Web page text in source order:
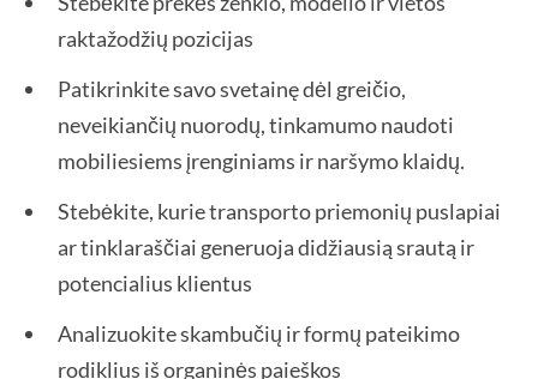
raktažodžių pozicijas
Patikrinkite savo svetainę dėl greičio,
neveikiančių nuorodų, tinkamumo naudoti
mobiliesiems įrenginiams ir naršymo klaidų.
Stebėkite, kurie transporto priemonių puslapiai
ar tinklaraščiai generuoja didžiausią srautą ir
potencialius klientus
Analizuokite skambučių ir formų pateikimo
rodiklius iš organinės paieškos